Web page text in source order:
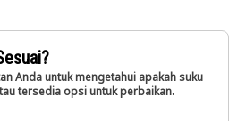
Anda untuk mengetahui apakah suku
tersedia opsi untuk perbaikan.